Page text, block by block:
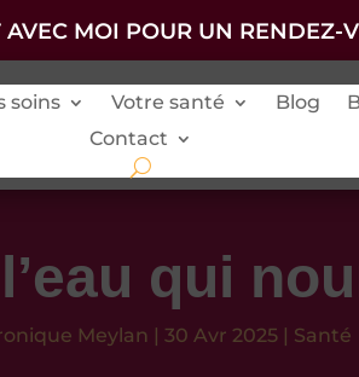
AVEC MOI POUR UN RENDEZ-
soins Votre santé Blog
Contact
qui
Meylan | 30 Avr 2025| Santé